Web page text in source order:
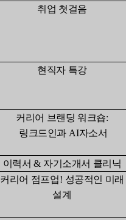
취업 첫걸음
현직자 특강
커리어 브랜딩 워크숍:
링크드인과 AI자소서
이력서 & 자기소개서 클리닉
커리어 점프업! 성공적인 미래
설계